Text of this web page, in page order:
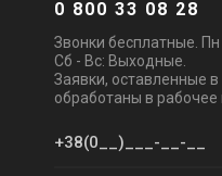
0 800 33 08 28
Звонки бесплатные. Пн
Сб - Вс: Выходные.
Заявки, оставленные
обработаны в рабочее